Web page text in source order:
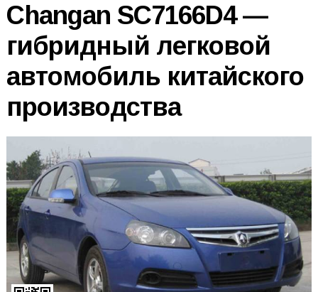
Changan SC7166D4 —
гибридный легковой
автомобиль китайского
производства